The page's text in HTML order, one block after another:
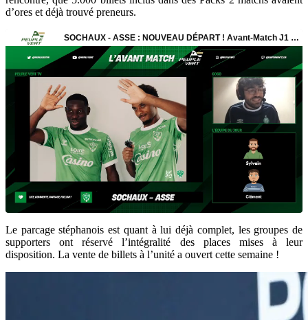
d’ores et déjà trouvé preneurs.
Le parcage stéphanois est quant à lui déjà complet, les groupes de
supporters ont réservé l’intégralité des places mises à leur
disposition. La vente de billets à l’unité a ouvert cette semaine !